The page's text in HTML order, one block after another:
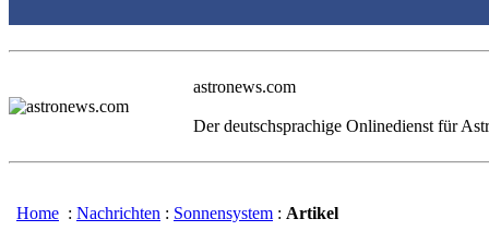
astronews.com
Der deutschsprachige Onlinedienst für
Home : Nachrichten : Sonnensystem : Artikel